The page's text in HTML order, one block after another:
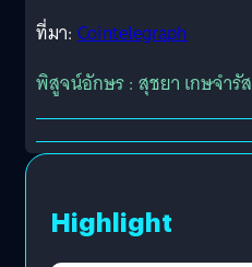
ที่มา: Cointelegraph
พิสูจน์อักษร : สุชยา เกษจำรัส
Highlight